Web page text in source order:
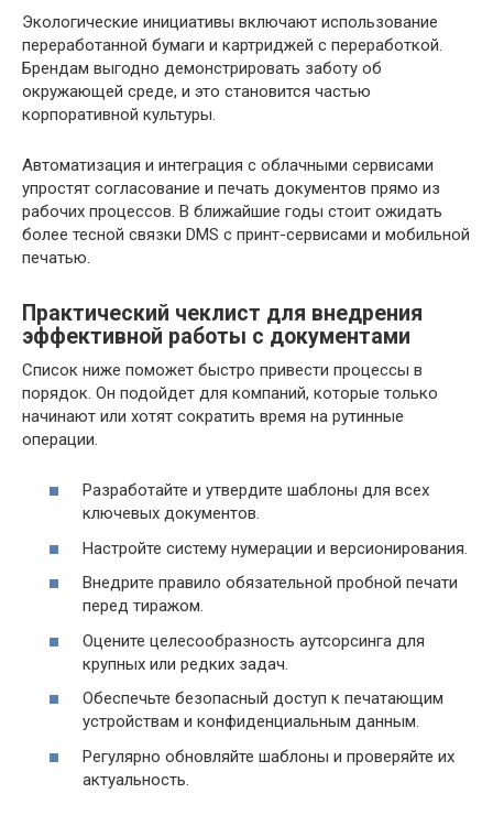
Экологические инициативы включают использование
переработанной бумаги и картриджей с переработкой.
Брендам выгодно демонстрировать заботу об
окружающей среде, и это становится частью
корпоративной культуры.
Автоматизация и интеграция с облачными сервисами
упростят согласование и печать документов прямо из
рабочих процессов. В ближайшие годы стоит ожидать
более тесной связки DMS с принт-сервисами и мобильной
печатью.
Практический чеклист для внедрения
эффективной работы с документами
Список ниже поможет быстро привести процессы в
порядок. Он подойдет для компаний, которые только
начинают или хотят сократить время на рутинные
операции.
Разработайте и утвердите шаблоны для всех
ключевых документов.
Настройте систему нумерации и версионирования.
Внедрите правило обязательной пробной печати
перед тиражом.
Оцените целесообразность аутсорсинга для
крупных или редких задач.
Обеспечьте безопасный доступ к печатающим
устройствам и конфиденциальным данным.
Регулярно обновляйте шаблоны и проверяйте их
актуальность.